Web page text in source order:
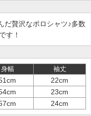
だ贅沢なポロシャツ♪多数
す！
身幅 袖丈
22cm
23cm
24cm